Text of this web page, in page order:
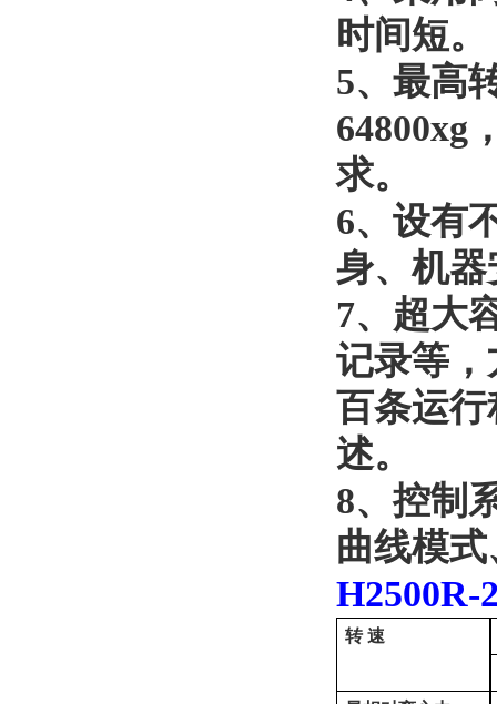
时间短。
5、最高
64800xg
求。
6、设有
身、机器
7、超大
记录等
百条运
述。
8、控制
曲线模
H2500R-
转 速